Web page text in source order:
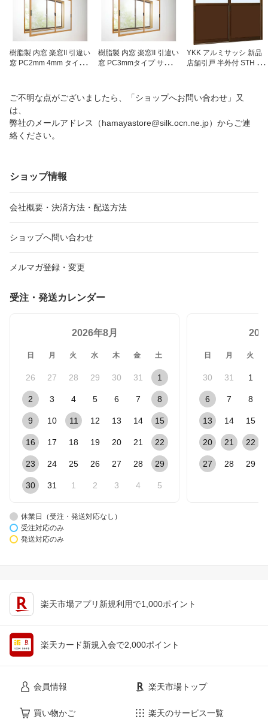
樹脂製 内窓 楽窓II 引違い
窓 PC2mm 4mm タイプ
樹脂製 内窓 楽窓II 引違い
窓 PC3mmタイプ サイズ
YKK アルミサッシ 新品
店舗引戸 半外付 STH W1
ご不明な点がございましたら、「ショップへお問い合わせ」又
は、
弊社のメールアドレス（hamayastore@silk.ocn.ne.jp）からご連
絡ください。
ショップ情報
会社概要・決済方法・配送方法
ショップへ問い合わせ
メルマガ登録・変更
受注・発送カレンダー
2026年8月
日 月 火 水 木 金 土
26 27 28 29 30 31 1
2 3 4 5 6 7 8
9 10 11 12 13 14 15
16 17 18 19 20 21 22
23 24 25 26 27 28 29
30 31 1 2 3 4 5
日 月 火
30 31 1
6 7 8
13 14 15
20 21 22
27 28 29
休業日（受注・発送対応なし）
受注対応のみ
発送対応のみ
楽天市場アプリ新規利用で1,000ポイント
楽天カード新規入会で2,000ポイント
会員情報
買い物かご
楽天市場トップ
楽天のサービス一覧